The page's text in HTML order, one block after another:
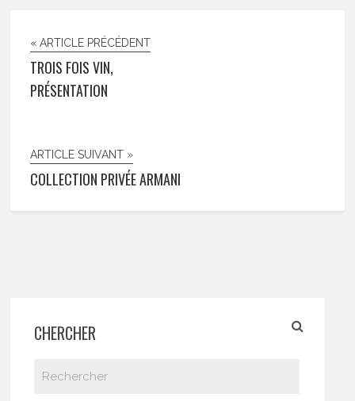
« ARTICLE PRÉCÉDENT
TROIS FOIS VIN,
PRÉSENTATION
ARTICLE SUIVANT »
COLLECTION PRIVÉE ARMANI
CHERCHER